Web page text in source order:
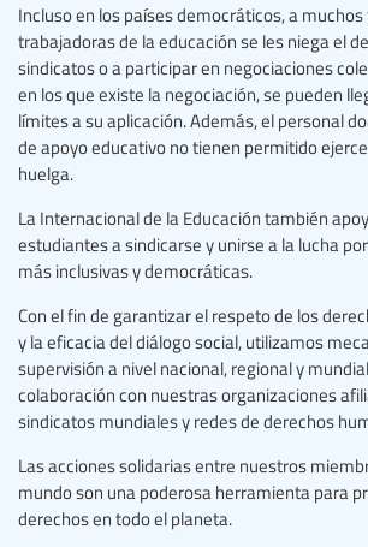
Incluso en los países democráticos, a
trabajadoras de la educación se les niega el
sindicatos o a participar en negociaciones
en los que existe la negociación, se pueden
límites a su aplicación. Además, el personal
de apoyo educativo no tienen permitido
huelga.
La Internacional de la Educación también
estudiantes a sindicarse y unirse a la lucha
más inclusivas y democráticas.
Con el fin de garantizar el respeto de los
y la eficacia del diálogo social, utilizamos
supervisión a nivel nacional, regional y
colaboración con nuestras organizaciones
sindicatos mundiales y redes de derechos
Las acciones solidarias entre nuestros
mundo son una poderosa herramienta para
derechos en todo el planeta.